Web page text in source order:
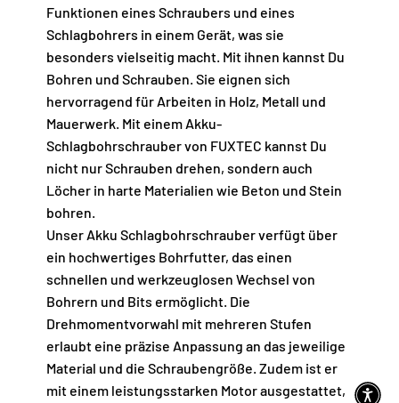
Funktionen eines Schraubers und eines
Schlagbohrers in einem Gerät, was sie
besonders vielseitig macht. Mit ihnen kannst Du
Bohren und Schrauben. Sie eignen sich
hervorragend für Arbeiten in Holz, Metall und
Mauerwerk. Mit einem Akku-
Schlagbohrschrauber von FUXTEC kannst Du
nicht nur Schrauben drehen, sondern auch
Löcher in harte Materialien wie Beton und Stein
bohren.
Unser Akku Schlagbohrschrauber verfügt über
ein hochwertiges Bohrfutter, das einen
schnellen und werkzeuglosen Wechsel von
Bohrern und Bits ermöglicht. Die
Drehmomentvorwahl mit mehreren Stufen
erlaubt eine präzise Anpassung an das jeweilige
Material und die Schraubengröße. Zudem ist er
mit einem leistungsstarken Motor ausgestattet,